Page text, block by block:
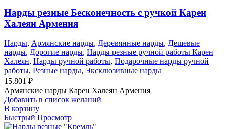
Нарды резные Бесконечность с ручкой Карен
Халеян Армения
Нарды, Армянские нарды, Деревянные нарды, Дешевые
нарды, Дорогие нарды, Нарды резные ручной работы Карен
Халеян, Нарды ручной работы, Подарочные нарды ручной
работы, Резные нарды, Эксклюзивные нарды
15.801 ₽
Армянские нарды Карен Халеян Армения
Добавить в список желаний
В корзину
Быстрый Просмотр